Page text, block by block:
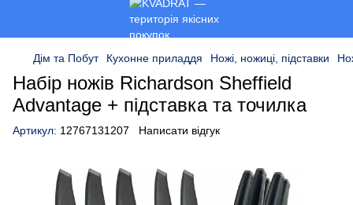
Дім та Побут Кухонне приладдя Ножі, ножиці, підставки
Набір ножів Richardson Sheffield
Advantage + підставка та точилка
Артикул: 12767131207 Написати відгук